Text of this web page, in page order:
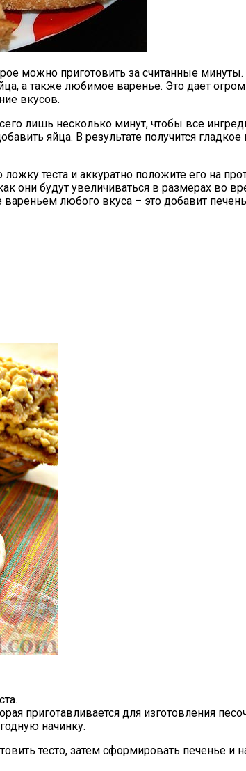
можно приготовить за считанные
а также любимое варенье. Это дает
вкусов.
лишь несколько минут, чтобы все
яйца. В результате получится
теста и аккуратно положите его на
они будут увеличиваться в размерах во
любого вкуса – это добавит
приготавливается для изготовления
начинку.
тесто, затем сформировать печенье